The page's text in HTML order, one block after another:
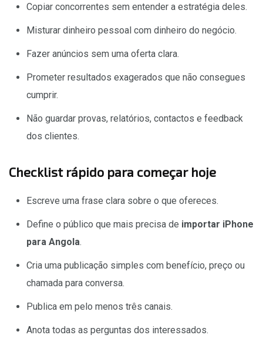
Copiar concorrentes sem entender a estratégia deles.
Misturar dinheiro pessoal com dinheiro do negócio.
Fazer anúncios sem uma oferta clara.
Prometer resultados exagerados que não consegues
cumprir.
Não guardar provas, relatórios, contactos e feedback
dos clientes.
Checklist rápido para começar hoje
Escreve uma frase clara sobre o que ofereces.
Define o público que mais precisa de importar iPhone
para Angola.
Cria uma publicação simples com benefício, preço ou
chamada para conversa.
Publica em pelo menos três canais.
Anota todas as perguntas dos interessados.